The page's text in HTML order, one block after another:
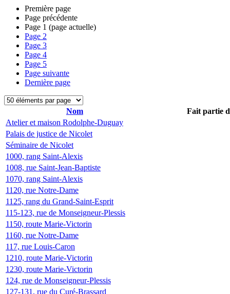
Première page
Page précédente
Page 1 (page actuelle)
Page 2
Page 3
Page 4
Page 5
Page suivante
Dernière page
Nom
Fait partie
Atelier et maison Rodolphe-Duguay
Palais de justice de Nicolet
Séminaire de Nicolet
1000, rang Saint-Alexis
1008, rue Saint-Jean-Baptiste
1070, rang Saint-Alexis
1120, rue Notre-Dame
1125, rang du Grand-Saint-Esprit
115-123, rue de Monseigneur-Plessis
1150, route Marie-Victorin
1160, rue Notre-Dame
117, rue Louis-Caron
1210, route Marie-Victorin
1230, route Marie-Victorin
124, rue de Monseigneur-Plessis
127-131, rue du Curé-Brassard